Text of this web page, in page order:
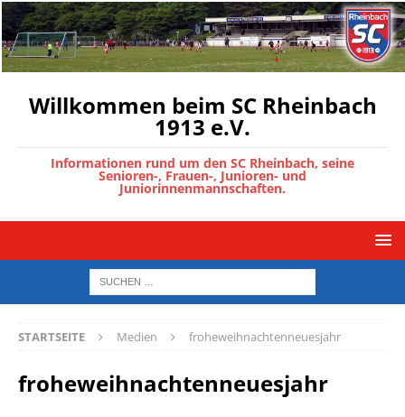
Willkommen beim SC Rheinbach
1913 e.V.
Informationen rund um den SC Rheinbach, seine
Senioren-, Frauen-, Junioren- und
Juniorinnenmannschaften.
STARTSEITE Medien froheweihnachtenneuesjahr
froheweihnachtenneuesjahr